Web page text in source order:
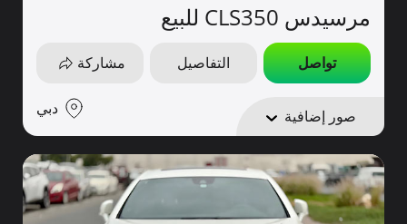
مرسيدس CLS350 للبيع
تواصل التفاصيل مشاركة
صور إضافية دبي